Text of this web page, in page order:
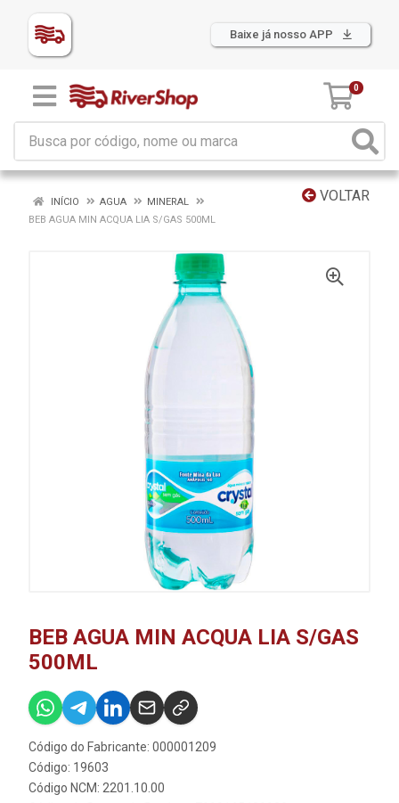
Baixe já nosso APP
0
VOLTAR
INÍCIO AGUA
MINERAL
BEB AGUA MIN ACQUA LIA S/GAS 500ML
BEB AGUA MIN ACQUA LIA S/GAS
500ML
Código do Fabricante: 000001209
Código: 19603
Código NCM: 2201.10.00